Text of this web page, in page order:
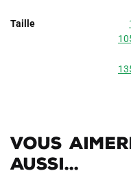
Taille
Vous
aussi...